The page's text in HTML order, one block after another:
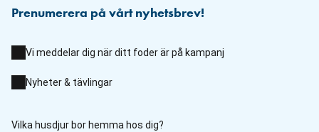
Prenumerera på vårt nyhetsbrev!
Vi meddelar dig när ditt foder är på kampanj
Nyheter & tävlingar
Vilka husdjur bor hemma hos dig?